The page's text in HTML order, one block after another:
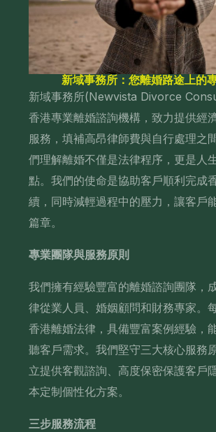
新域事務所：您離婚路途上的
新域事務所(Newvista Divorce
香港專業離婚諮詢機構，致力提供經
服務，填補高昂律師費與自行處理之
們理解離婚不僅是法律程序，更是人
點。我們的使命是協助客戶順利完成
續，同時減輕過程中的壓力，讓客戶
篇章。
專業團隊與服務原則
我們擁有經驗豐富的離婚諮詢團隊，
律從業人員、婚姻顧問和財務專家。
香港離婚法律，具備豐富案例經驗，
聽客戶需求。我們堅守三大核心服務
立提供客觀諮詢、高度保密保護客戶
本定制個性化方案。
三步服務流程